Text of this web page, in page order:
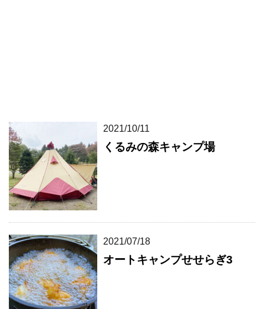
2021/10/11
くるみの森キャンプ場
2021/07/18
オートキャンプせせらぎ3